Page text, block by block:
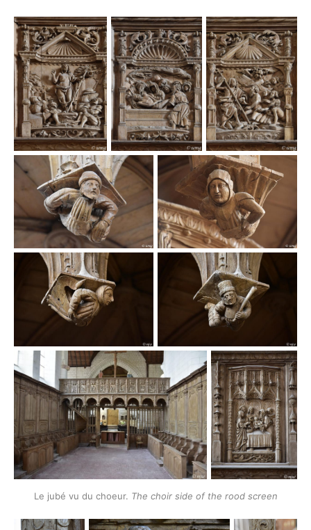
Le jubé vu du choeur. The choir side of the rood screen